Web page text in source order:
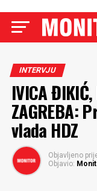
INTERVJU
IVICA
ZAGREBA:
vlada HDZ
Objavljeno
Objavio: